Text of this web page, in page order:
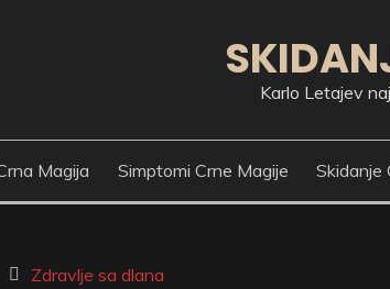
Karlo Letajev
Magija Simptomi Crne Magije Skidanje
Zdravlje sa dlana